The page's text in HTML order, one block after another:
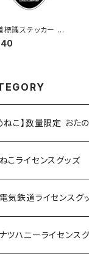
標識ステッカー 31
（ブラック）
ねこ】数量限定 おた
こライセンスグッズ
ツ
プ
気鉄道ライセンスグ
カー
ツハニーライセンス